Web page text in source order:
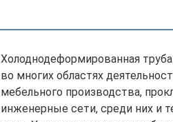
Холоднодеформированная
во многих областях
мебельного производства,
инженерные сети, среди них и